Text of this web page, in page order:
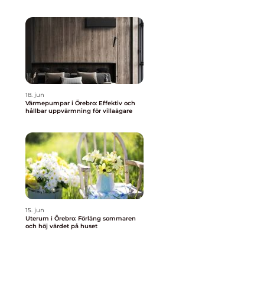
18. jun
Värmepumpar i Örebro: Effektiv och
hållbar uppvärmning för villaägare
15. jun
Uterum i Örebro: Förläng sommaren
och höj värdet på huset